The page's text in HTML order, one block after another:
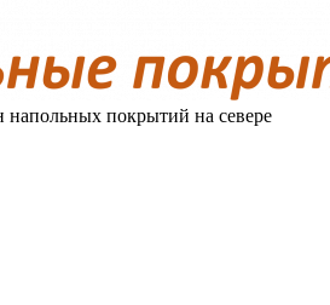
покрытий на севере